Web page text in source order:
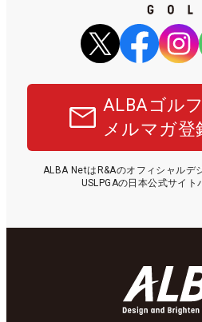
ALBAゴル
メルマガ登
ALBA NetはR&Aのオフィシャルデ
USLPGAの日本公式サイト